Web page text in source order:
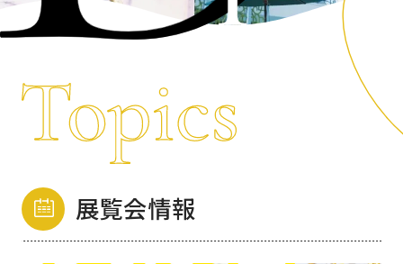
展覧会情報